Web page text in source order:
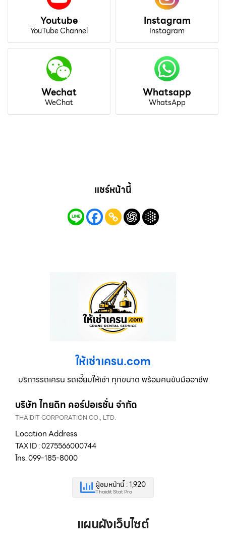
Youtube
YouTube Channel
Instagram
Instagram
Wechat
WeChat
Whatsapp
WhatsApp
แชร์หน้านี้
ให้เช่าเครน.com
บริการรถเครน รถเฮี๊ยบให้เช่า ทุกขนาด พร้อมคนขับมืออาชีพ
บริษัท ไทยดิท คอร์ปอเรชั่น จำกัด
THAIDIT CORPORATION CO., LTD.
Location Address
TAX ID : 0275566000744
โทร. 099-185-8000
ผู้ชมหน้านี้ : 1,920
Thaidit Stat Pro
แผนผังเว็บไซต์